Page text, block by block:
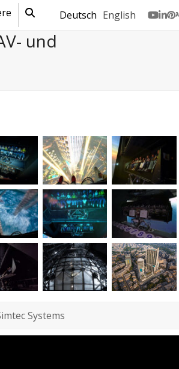
Deutsch English
und
Systems